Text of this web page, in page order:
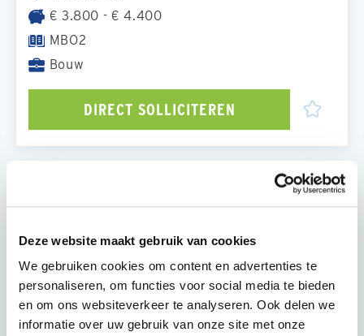
Deze website maakt gebruik van cookies
We gebruiken cookies om content en advertenties te
personaliseren, om functies voor social media te bieden
en om ons websiteverkeer te analyseren. Ook delen we
informatie over uw gebruik van onze site met onze
€ 3.800 - € 4.400
MBO2
Bouw
DIRECT SOLLICITEREN
voor renovatiewerk en toe aan een nieuwe stap?
Voor diverse projecten zijn wij op zoek naar een
enthousiaste Renovatie Timmerman die ons team
komt versterken in de regio Drenthe, Friesland,
Overijssel en Groningen.